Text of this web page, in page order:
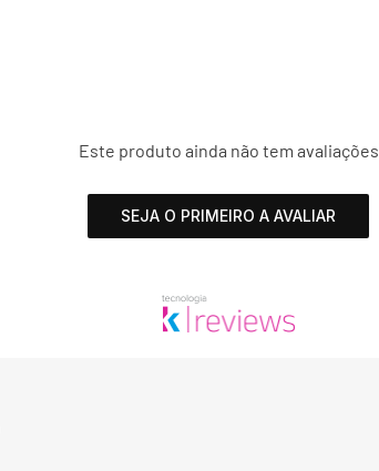
Este produto ainda não tem avaliações
SEJA O PRIMEIRO A AVALIAR